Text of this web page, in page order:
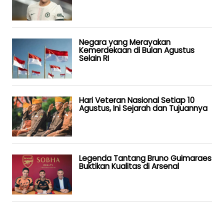
Negara yang Merayakan
Kemerdekaan di Bulan Agustus
Selain RI
Hari Veteran Nasional Setiap 10
Agustus, Ini Sejarah dan Tujuannya
Legenda Tantang Bruno Guimaraes
Buktikan Kualitas di Arsenal